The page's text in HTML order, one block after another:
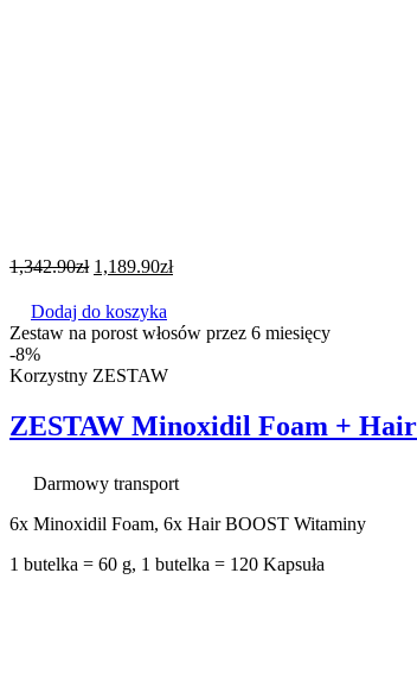
1,342.90zł 1,189.90zł
Dodaj do koszyka
Zestaw na porost włosów przez 6 miesięcy
-8%
Korzystny ZESTAW
ZESTAW Minoxidil Foam +
Darmowy transport
6x Minoxidil Foam, 6x Hair BOOST Witaminy
1 butelka = 60 g, 1 butelka = 120 Kapsuła